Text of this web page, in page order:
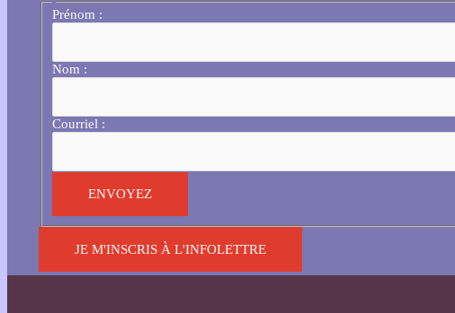
Prénom :
Nom :
Courriel :
JE M'INSCRIS À L'INFOLETTRE